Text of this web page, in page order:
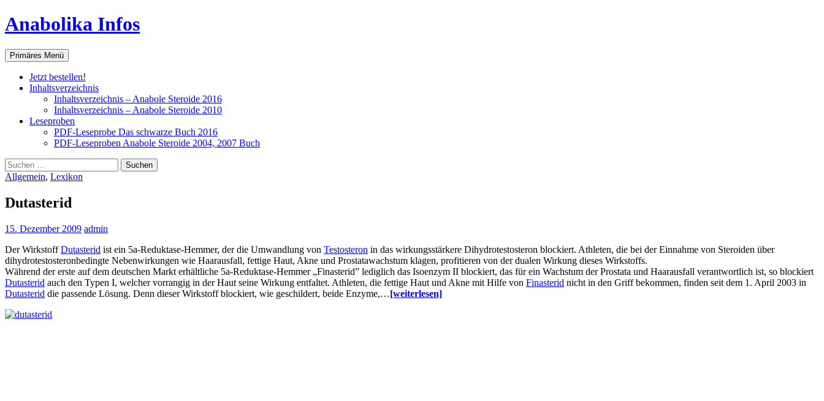
Anabolika Infos
Suchen
Primäres Menü Zum
Inhalt
springen
Jetzt bestellen!
Inhaltsverzeichnis
Inhaltsverzeichnis – Anabole Steroide 2016
Inhaltsverzeichnis – Anabole Steroide 2010
Leseproben
PDF-Leseprobe Das schwarze Buch 2016
PDF-Leseproben Anabole Steroide 2004, 2007 Buch
Suchen
nach:
Allgemein, Lexikon
Dutasterid
15. Dezember 2009 admin
Der WirkstoffDutasterid ist ein 5a-Reduktase-Hemmer, der die Umwandlung von Testosteron in das wirkungsstärkere Dihydrotestosteron blockiert. Athleten, die bei der Einnahme von Steroiden über
dihydrotestosteronbedingte Nebenwirkungen wie Haarausfall, fettige Haut, Akne und Prostatawachstum klagen, profitieren von der dualen Wirkung dieses Wirkstoffs.
Während der erste auf dem deutschen Markt erhältliche 5a-Reduktase-Hemmer „Finasterid” lediglich das Isoenzym II blockiert, das für ein Wachstum der Prostata und Haarausfall verantwortlich ist, so blockiert
Dutasterid auch den Typen I, welcher vorrangig in der Haut seine Wirkung entfaltet. Athleten, die fettige Haut und Akne mit Hilfe von Finasterid nicht in den Griff bekommen, finden seit dem 1. April 2003 in
Dutasterid die passende Lösung. Denn dieser Wirkstoff blockiert, wie geschildert, beide Enzyme,…[weiterlesen]